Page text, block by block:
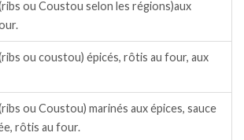
ou Coustou selon les régions)aux
ou coustou) épicés, rôtis au four, aux
ou Coustou) marinés aux épices, sauce
rôtis au four.